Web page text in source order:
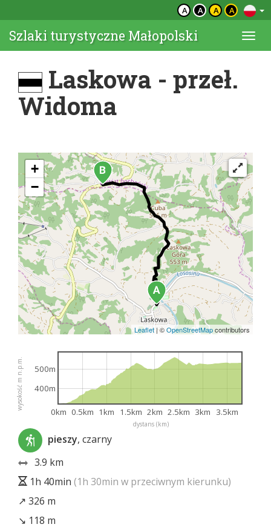
A A A A
Szlaki turystyczne Małopolski
Laskowa - przeł.
Widoma
+
−
Leaflet|©OpenStreetMapcontributors
dystans (km)
wysokość m n.p.m.
0km 0.5km 1km 1.5km 2km 2.5km 3km 3.5km
400m
500m
pieszy, czarny
3.9 km
1h 40min (1h 30min w przeciwnym kierunku)
↗ 326 m
↘ 118 m